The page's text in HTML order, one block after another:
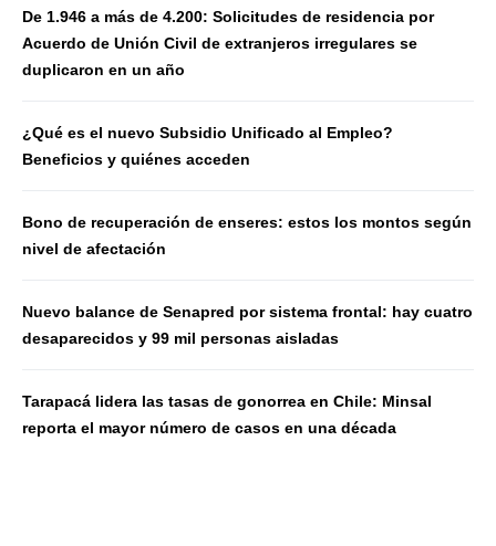
De 1.946 a más de 4.200: Solicitudes de residencia por
Acuerdo de Unión Civil de extranjeros irregulares se
duplicaron en un año
¿Qué es el nuevo Subsidio Unificado al Empleo?
Beneficios y quiénes acceden
Bono de recuperación de enseres: estos los montos según
nivel de afectación
Nuevo balance de Senapred por sistema frontal: hay cuatro
desaparecidos y 99 mil personas aisladas
Tarapacá lidera las tasas de gonorrea en Chile: Minsal
reporta el mayor número de casos en una década